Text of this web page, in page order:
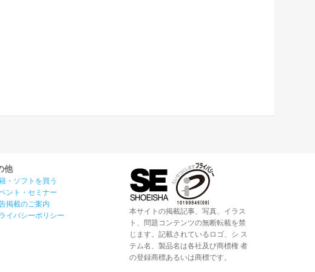
他
・ソフトを買う
ント・セミナー
掲載のご案内
イバシーポリシー
本サイトの掲載記事、写真、イラス
ト、問題コンテンツの無断転載を禁
じます。記載されているロゴ、シ ス
テム名、製品名は各社及び商標権 者
の登録商標あるいは商標です。